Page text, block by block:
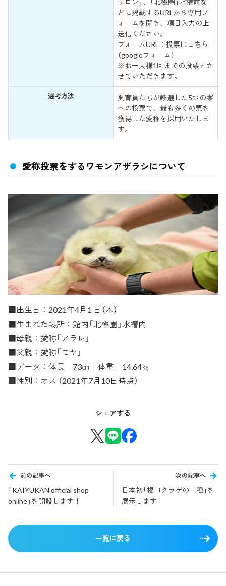
サロン」、「北極圏」水槽前な
どに掲載するURLから専用フ
ォームを開き、項目入力の上
送信ください。
フォームURL：投票はこちら
（googleフォーム）
※お一人様1回までの投票とさ
せていただきます。
選考方法
飼育員たちが厳選した5つの案
への投票で、最も多くの票を
獲得した愛称を採用いたしま
す。
愛称投票をするワモンアザラシについて
■出生日：2021年4月1 日（木）
■生まれた場所：館内「北極圏」水槽内
■母親：愛称「アラレ」
■父親：愛称「モヤ」
■データ：体長 73㎝ 体重 14.64㎏
■性別：オス （2021年7月10日時点）
シェアする
前の記事へ
「KAIYUKAN official shop
online」を開設します！
次の記事へ
日本初「根口クラゲの一種」を
展示します
一覧に戻る